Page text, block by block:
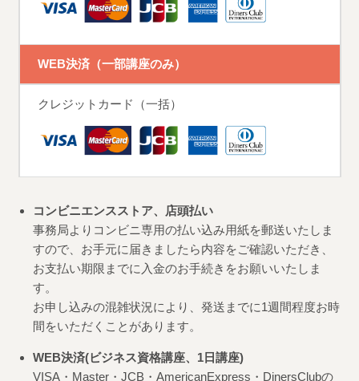
WEB決済（一部講座のみ）
クレジットカード（一括）
コンビニエンスストア、店頭払い
事務局よりコンビニ専用の払い込み用紙を郵送いたしま
すので、お手元に届きましたら内容をご確認いただき、
お支払い期限までに入金のお手続きをお願いいたしま
す。
お申し込みの混雑状況により、発送までに1週間程度お時
間をいただくことがあります。
WEB決済(ビジネス資格講座、1日講座)
VISA・Master・JCB・AmericanExpress・DinersClubの